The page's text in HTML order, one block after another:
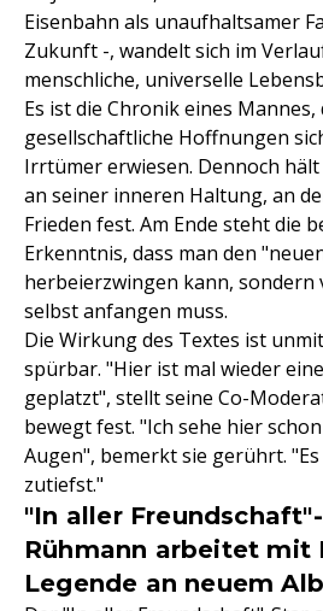
Eisenbahn als unaufhaltsamer
Zukunft -, wandelt sich im
menschliche, universelle
Es ist die Chronik eines
gesellschaftliche Hoffnungen
Irrtümer erwiesen. Dennoch hält
an seiner inneren Haltung, an
Frieden fest. Am Ende steht die
Erkenntnis, dass man den
herbeierzwingen kann, sondern
selbst anfangen muss.
Die Wirkung des Textes ist
spürbar. "Hier ist mal wieder
geplatzt", stellt seine Co-
bewegt fest. "Ich sehe hier
Augen", bemerkt sie gerührt.
zutiefst."
"In aller
Rühmann arbeitet mit
Legende an neuem